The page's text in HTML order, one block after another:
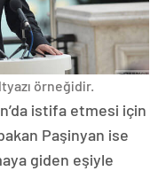
örneğidir.
istifa etmesi için
Paşinyan ise
giden eşiyle